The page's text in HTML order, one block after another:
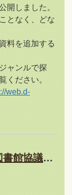
開しました。
となく、どな
料を追加する
ャンルで探
ください。
web.d-
令和７年度第３回四日市市立図書館協議会について（報告）